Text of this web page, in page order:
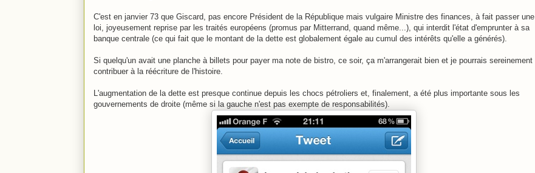
C'est en janvier 73 que Giscard, pas encore Président de la République mais vulgaire Ministre des finances, à fait passer une
loi, joyeusement reprise par les traités européens (promus par Mitterrand, quand même...), qui interdit l'état d'emprunter à sa
banque centrale (ce qui fait que le montant de la dette est globalement égale au cumul des intérêts qu'elle a générés).
Si quelqu'un avait une planche à billets pour payer ma note de bistro, ce soir, ça m'arrangerait bien et je pourrais sereinement
contribuer à la réécriture de l'histoire.
L'augmentation de la dette est presque continue depuis les chocs pétroliers et, finalement, a été plus importante sous les
gouvernements de droite (même si la gauche n'est pas exempte de responsabilités).